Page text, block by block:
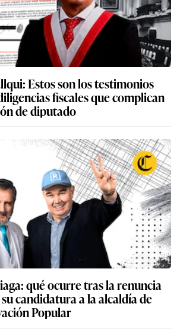
Estos son los testimonios
fiscales que complican
de diputado
qué ocurre tras la renuncia
candidatura a la alcaldía de
Popular